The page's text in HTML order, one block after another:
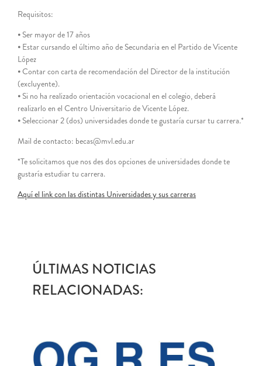
Requisitos:
⦁ Ser mayor de 17 años
⦁ Estar cursando el último año de Secundaria en el Partido de Vicente
López
⦁ Contar con carta de recomendación del Director de la institución
(excluyente).
⦁ Si no ha realizado orientación vocacional en el colegio, deberá
realizarlo en el Centro Universitario de Vicente López.
⦁ Seleccionar 2 (dos) universidades donde te gustaría cursar tu carrera.*
Mail de contacto: becas@mvl.edu.ar
*Te solicitamos que nos des dos opciones de universidades donde te
gustaría estudiar tu carrera.
Aquí el link con las distintas Universidades y sus carreras
ÚLTIMAS NOTICIAS
RELACIONADAS: